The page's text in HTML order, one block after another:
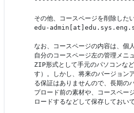
その他、コースページを削除した
edu-
なお、コースページの内容は、個
自分のコースページ左の管理メニ
ZIP形式として手元のパソコンな
す）。しかし、将来のバージョン
る保証はありませんので、長期の
プロード前の素材や、コースペ
ロードするなどして保存しておい